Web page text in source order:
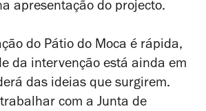
apresentação do projecto.
do Pátio do Moca é rápida,
da intervenção está ainda em
das ideias que surgirem.
com a Junta de